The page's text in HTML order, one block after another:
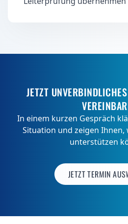
JETZT
In einem kurzen Gespräch
Situation und zeigen
unterstützen
JETZT TERMIN